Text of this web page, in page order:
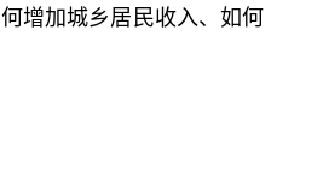
增加城乡居民收入、如何